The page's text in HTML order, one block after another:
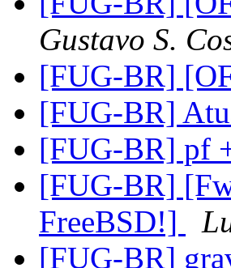
Gustavo S.
[FUG-BR]
[FUG-BR]
[FUG-BR] pf
[FUG-BR]
FreeBSD!]
[FUG-BR]